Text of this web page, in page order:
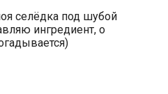
селёдка под шубой
ингредиент, о